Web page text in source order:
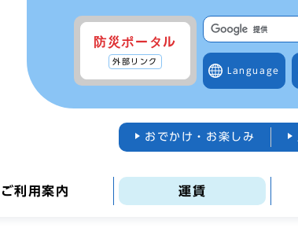
防災ポータル
外部リンク
Language
おでかけ・お楽しみ
ご利用案内 運賃